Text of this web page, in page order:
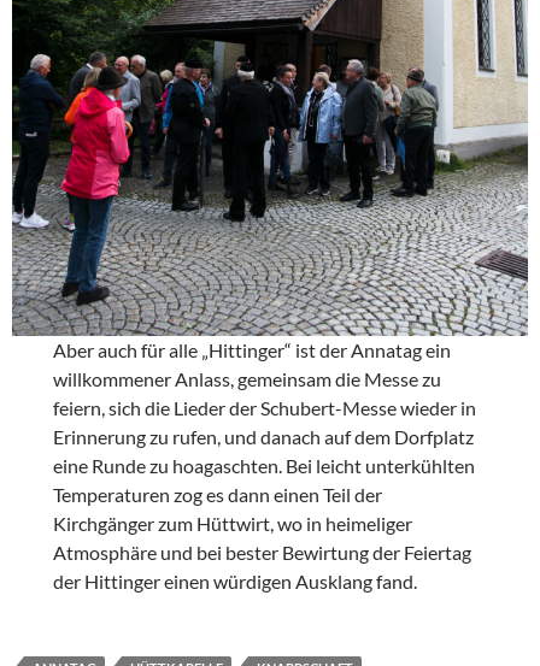
Aber auch für alle „Hittinger“ ist der Annatag ein
willkommener Anlass, gemeinsam die Messe zu
feiern, sich die Lieder der Schubert-Messe wieder in
Erinnerung zu rufen, und danach auf dem Dorfplatz
eine Runde zu hoagaschten. Bei leicht unterkühlten
Temperaturen zog es dann einen Teil der
Kirchgänger zum Hüttwirt, wo in heimeliger
Atmosphäre und bei bester Bewirtung der Feiertag
der Hittinger einen würdigen Ausklang fand.